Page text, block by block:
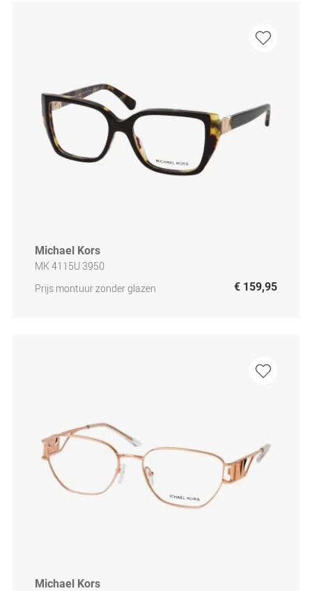
Michael Kors
MK 4115U 3950
Prijs montuur zonder glazen
€ 159,95
Michael Kors